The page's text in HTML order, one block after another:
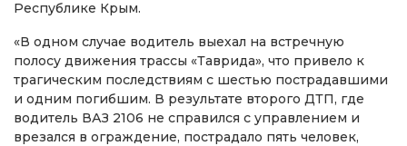
Республике Крым.
«В одном случае водитель выехал на встречную
полосу движения трассы «Таврида», что привело к
трагическим последствиям с шестью пострадавшими
и одним погибшим. В результате второго ДТП, где
водитель ВАЗ 2106 не справился с управлением и
врезался в ограждение, пострадало пять человек,